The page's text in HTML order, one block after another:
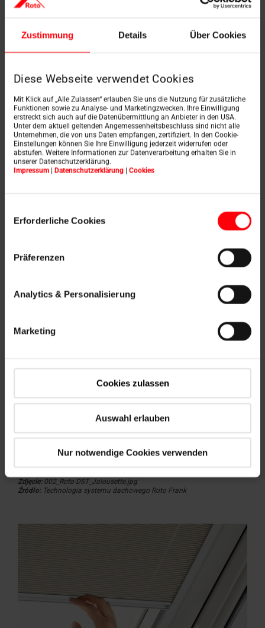
Zustimmung Details Über Cookies
Diese Webseite verwendet Cookies
Mit Klick auf „Alle Zulassen“ erlauben Sie uns die Nutzung für zusätzliche
Funktionen sowie zu Analyse- und Marketingzwecken. Ihre Einwilligung
erstreckt sich auch auf die Datenübermittlung an Anbieter in den USA.
Unter dem aktuell geltenden Angemessenheitsbeschluss sind nicht alle
Unternehmen, die von uns Daten empfangen, zertifiziert. In den Cookie-
Einstellungen können Sie Ihre Einwilligung jederzeit widerrufen oder
abstufen. Weitere Informationen zur Datenverarbeitung erhalten Sie in
unserer Datenschutzerklärung.
Impressum | Datenschutzerklärung | Cookies
Erforderliche Cookies
Präferenzen
Analytics & Personalisierung
Marketing
Cookies zulassen
Auswahl erlauben
Nur notwendige Cookies verwenden
znajdziesztutaj.
Data:10 marca 2026 r.
Roleta Exclusiv marki Roto to skuteczna ochrona przed
słońcem i gwarancja prywatności.
wygodne w obsłudze.
Zdjęcie: 002_Roto DST_Jalousette.jpg
Źródło: Technologia systemu dachowego Roto Frank